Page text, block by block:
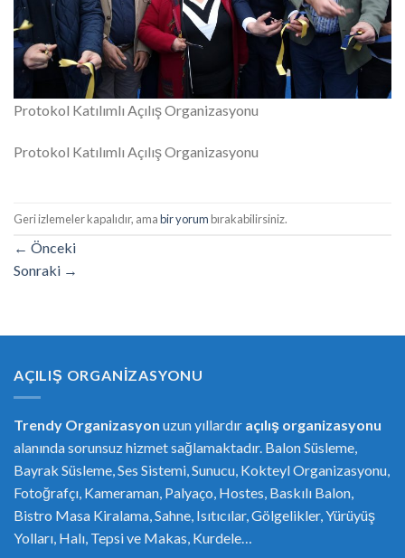
Protokol Katılımlı Açılış Organizasyonu
Protokol Katılımlı Açılış Organizasyonu
Geri izlemeler kapalıdır, amabir yorumbırakabilirsiniz.
← Önceki
Sonraki →
AÇILIŞ ORGANIZASYONU
Trendy Organizasyon uzun yıllardır açılış organizasyonu
alanında sorunsuz hizmet sağlamaktadır. Balon Süsleme,
Bayrak Süsleme, Ses Sistemi, Sunucu, Kokteyl Organizasyonu,
Fotoğrafçı, Kameraman, Palyaço, Hostes, Baskılı Balon,
Bistro Masa Kiralama, Sahne, Isıtıcılar, Gölgelikler, Yürüyüş
Yolları, Halı, Tepsi ve Makas, Kurdele…